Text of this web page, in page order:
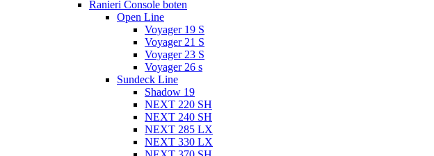
Ranieri Console boten
Open Line
Voyager 19 S
Voyager 21 S
Voyager 23 S
Voyager 26 s
Sundeck Line
Shadow 19
NEXT 220 SH
NEXT 240 SH
NEXT 285 LX
NEXT 330 LX